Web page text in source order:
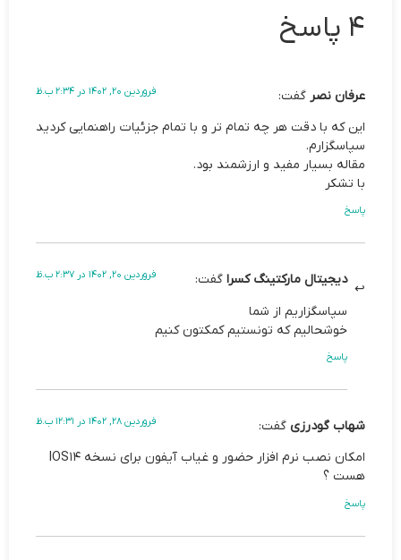
4 پاسخ
عرفان نصر گفت: فروردین 20, 1402 در 2:34 ب.ظ
این که با دقت هر چه تمام تر و با تمام جزئیات راهنمایی کردید
سپاسگزارم.
مقاله بسیار مفید و ارزشمند بود.
با تشکر
پاسخ
دیجیتال مارکتینگ کسرا گفت: فروردین 20, 1402 در 2:37 ب.ظ
سپاسگزاریم از شما
خوشحالیم که تونستیم کمکتون کنیم
پاسخ
شهاب گودرزی گفت: فروردین 28, 1402 در 12:31 ب.ظ
امکان نصب نرم افزار حضور و غیاب آیفون برای نسخه IOS14
هست ؟
پاسخ